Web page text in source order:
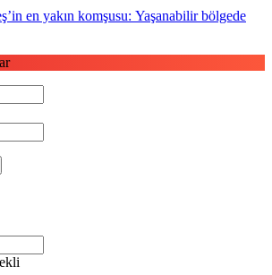
en yakın komşusu: Yaşanabilir bölgede